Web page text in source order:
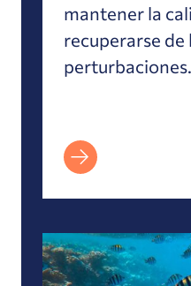
mantener la
recuperarse de
perturbaciones.
Las reservas